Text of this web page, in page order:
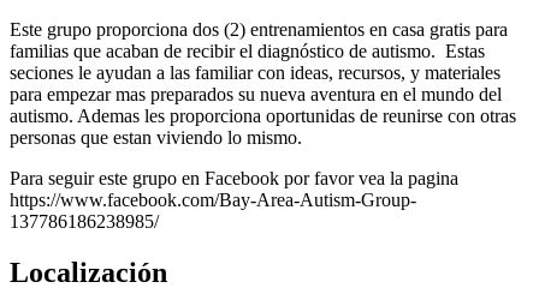
Este grupo proporciona dos (2) entrenamientos en casa gratis para
familias que acaban de recibir el diagnóstico de autismo. Estas
seciones le ayudan a las familiar con ideas, recursos, y materiales
para empezar mas preparados su nueva aventura en el mundo del
autismo. Ademas les proporciona oportunidas de reunirse con otras
personas que estan viviendo lo mismo.
Para seguir este grupo en Facebook por favor vea la pagina
https://www.facebook.com/Bay-Area-Autism-Group-
137786186238985/
Localización